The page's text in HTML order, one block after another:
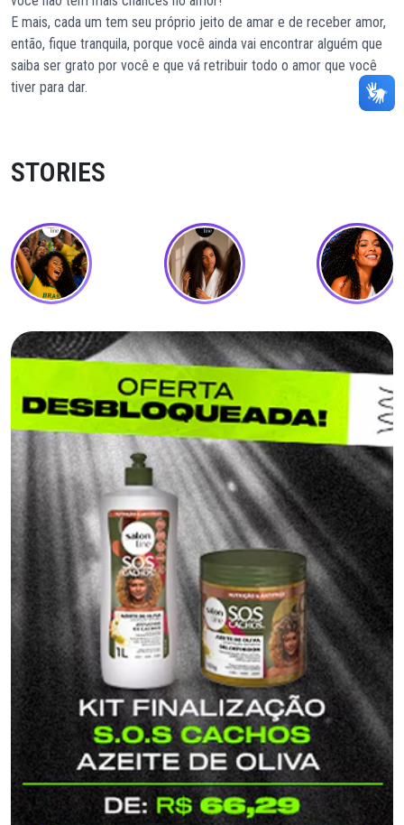
E mais, cada um tem seu próprio jeito de amar e de receber amor,
então, fique tranquila, porque você ainda vai encontrar alguém que
saiba ser grato por você e que vá retribuir todo o amor que você
tiver para dar.
STORIES